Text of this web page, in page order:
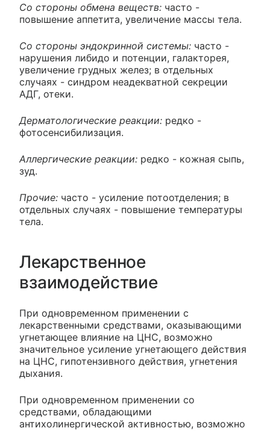
Со стороны обмена веществ: часто -
повышение аппетита, увеличение массы тела.
Со стороны эндокринной системы: часто -
нарушения либидо и потенции, галакторея,
увеличение грудных желез; в отдельных
случаях - синдром неадекватной секреции
АДГ, отеки.
Дерматологические реакции: редко -
фотосенсибилизация.
Аллергические реакции: редко - кожная сыпь,
зуд.
Прочие: часто - усиление потоотделения; в
отдельных случаях - повышение температуры
тела.
Лекарственное
взаимодействие
При одновременном применении с
лекарственными средствами, оказывающими
угнетающее влияние на ЦНС, возможно
значительное усиление угнетающего действия
на ЦНС, гипотензивного действия, угнетения
дыхания.
При одновременном применении со
средствами, обладающими
антихолинергической активностью, возможно